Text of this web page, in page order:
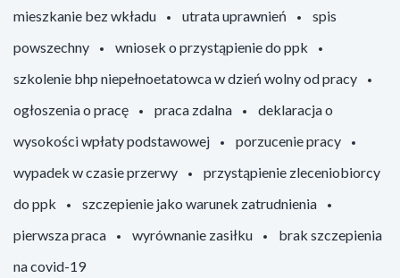
mieszkanie bez wkładu
utrata uprawnień
spis
powszechny
wniosek o przystąpienie do ppk
szkolenie bhp niepełnoetatowca w dzień wolny od pracy
ogłoszenia o pracę
praca zdalna
deklaracja o
wysokości wpłaty podstawowej
porzucenie pracy
wypadek w czasie przerwy
przystąpienie zleceniobiorcy
do ppk
szczepienie jako warunek zatrudnienia
pierwsza praca
wyrównanie zasiłku
brak szczepienia
na covid-19